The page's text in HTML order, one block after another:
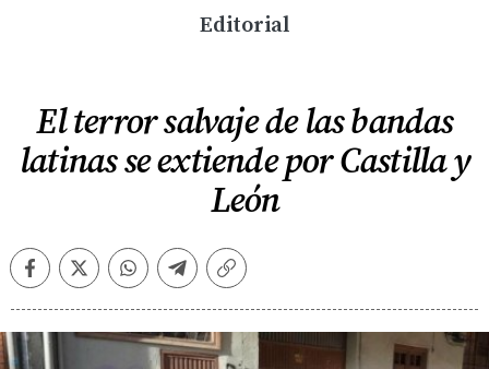
Editorial
El terror salvaje de las bandas
latinas se extiende por Castilla y
León
FacebookTwitterWhatsappTelegramCopiar